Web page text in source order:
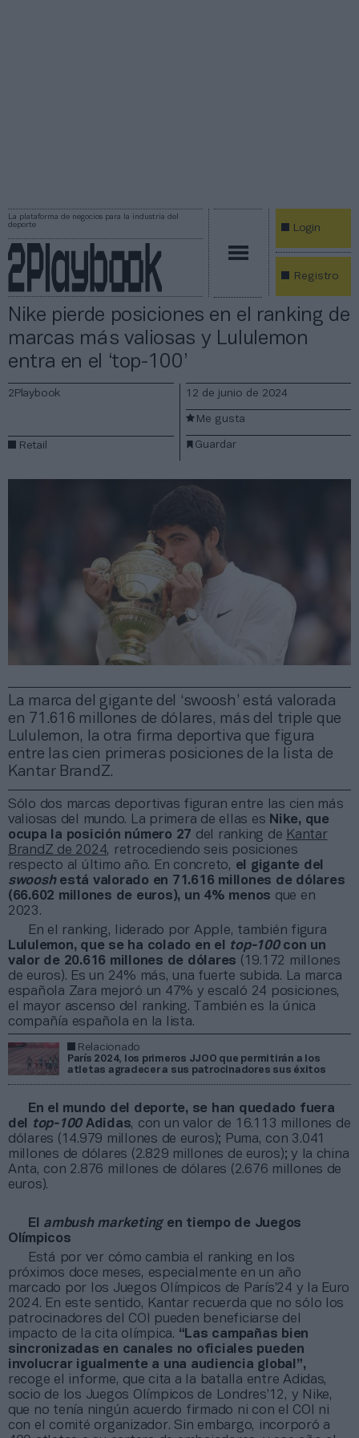
La plataforma de negocios para la industria del
deporte
Login
Registro
Nike pierde posiciones en el ranking de
marcas más valiosas y Lululemon
entra en el ‘top-100’
La marca del gigante del ‘swoosh’ está valorada
en 71.616 millones de dólares, más del triple que
Lululemon, la otra firma deportiva que figura
entre las cien primeras posiciones de la lista de
Kantar BrandZ.
2Playbook
Retail
12 de junio de 2024
Guardar
Me gusta
Sólo dos marcas deportivas figuran entre las cien más
valiosas del mundo. La primera de ellas es Nike, que
ocupa la posición número 27 del ranking de Kantar
BrandZ de 2024, retrocediendo seis posiciones
respecto al último año. En concreto, el gigante del
swooshestá valorado en 71.616 millones de dólares
(66.602 millones de euros), un 4% menos que en
2023.
En el ranking, liderado por Apple, también figura
Lululemon, que se ha colado en el
top-100con un
valor de 20.616 millones de dólares (19.172 millones
de euros). Es un 24% más, una fuerte subida. La marca
española Zara mejoró un 47% y escaló 24 posiciones,
el mayor ascenso del ranking. También es la única
compañía española en la lista.
Relacionado
París 2024, los primeros JJOO que permitirán a los
atletas agradecer a sus patrocinadores sus éxitos
En el mundo del deporte, se han quedado fuera
del
top-100 Adidas, con un valor de 16.113 millones de
dólares (14.979 millones de euros); Puma, con 3.041
millones de dólares (2.829 millones de euros); y la china
Anta, con 2.876 millones de dólares (2.676 millones de
euros).
El ambush marketingen tiempo de Juegos
Olímpicos
Está por ver cómo cambia el ranking en los
próximos doce meses, especialmente en un año
marcado por los Juegos Olímpicos de París’24 y la Euro
2024. En este sentido, Kantar recuerda que no sólo los
patrocinadores del COI pueden beneficiarse del
impacto de la cita olímpica. “Las campañas bien
sincronizadas en canales no oficiales pueden
involucrar igualmente a una audiencia global”,
recoge el informe, que cita a la batalla entre Adidas,
socio de los Juegos Olímpicos de Londres’12, y Nike,
que no tenía ningún acuerdo firmado ni con el COI ni
con el comité organizador. Sin embargo, incorporó a